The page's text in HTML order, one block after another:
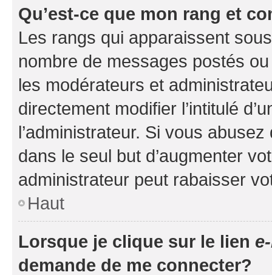
Qu’est-ce que mon rang et
Les rangs qui apparaissent
nombre de messages postés
les modérateurs et
directement modifier l’intitulé
l’administrateur. Si vous
dans le seul but d’augmenter
administrateur peut rabaisser
Haut
Lorsque je clique sur le lien
demande de me connecter?